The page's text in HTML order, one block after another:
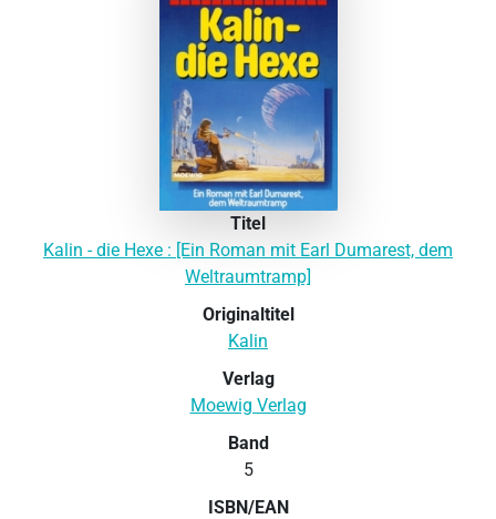
Titel
Kalin - die Hexe : [Ein Roman mit Earl Dumarest, dem
Weltraumtramp]
Originaltitel
Kalin
Verlag
Moewig Verlag
Band
5
ISBN/EAN